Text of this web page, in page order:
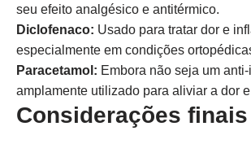
seu efeito analgésico e antitérmico.
Diclofenaco: Usado para tratar dor e
especialmente em condições
Paracetamol: Embora não seja um
amplamente utilizado para aliviar a dor
Considerações finais